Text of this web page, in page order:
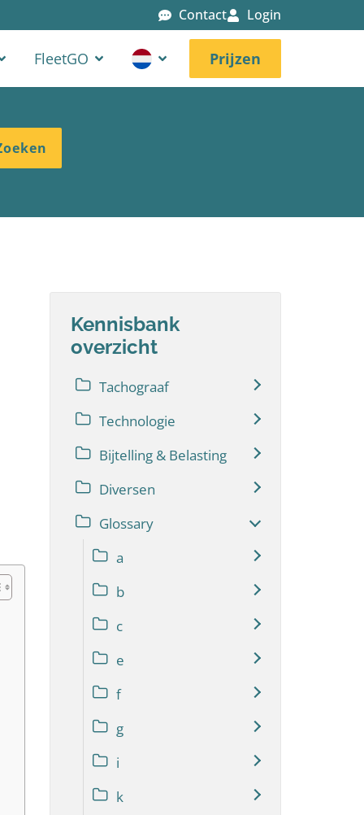
Contact Login
FleetGO Prijzen
Kennisbank
overzicht
Tachograaf
Technologie
Bijtelling & Belasting
Diversen
Glossary
a
b
c
e
f
g
i
k